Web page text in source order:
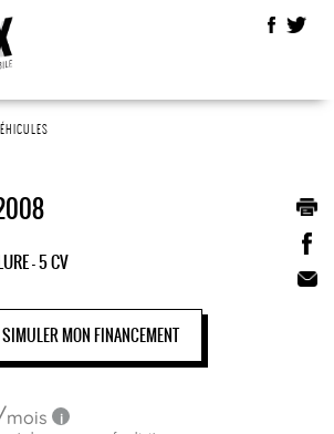
- 5 CV
SIMULER MON FINANCEMENT